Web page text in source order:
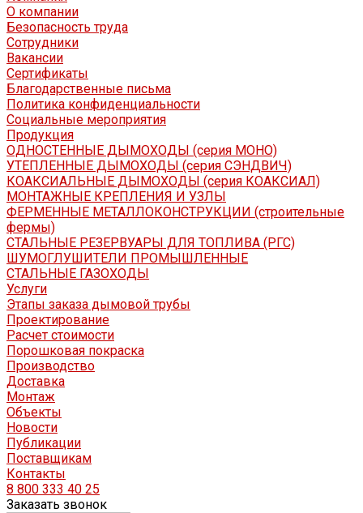
О компании
Безопасность труда
Сотрудники
Вакансии
Сертификаты
Благодарственные письма
Политика конфиденциальности
Социальные мероприятия
Продукция
ОДНОСТЕННЫЕ ДЫМОХОДЫ (серия МОНО)
УТЕПЛЕННЫЕ ДЫМОХОДЫ (серия СЭНДВИЧ)
КОАКСИАЛЬНЫЕ ДЫМОХОДЫ (серия КОАКСИАЛ)
МОНТАЖНЫЕ КРЕПЛЕНИЯ И УЗЛЫ
ФЕРМЕННЫЕ МЕТАЛЛОКОНСТРУКЦИИ (строительные
фермы)
СТАЛЬНЫЕ РЕЗЕРВУАРЫ ДЛЯ ТОПЛИВА (РГС)
ШУМОГЛУШИТЕЛИ ПРОМЫШЛЕННЫЕ
СТАЛЬНЫЕ ГАЗОХОДЫ
Услуги
Этапы заказа дымовой трубы
Проектирование
Расчет стоимости
Порошковая покраска
Производство
Доставка
Монтаж
Объекты
Новости
Публикации
Поставщикам
Контакты
8 800 333 40 25
Заказать звонок